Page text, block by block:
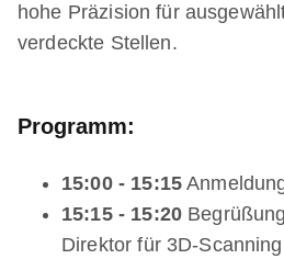
hohe Präzision für
verdeckte Stellen.
Programm:
15:00 - 15:15
15:15 - 15:20
Direktor für 3D-